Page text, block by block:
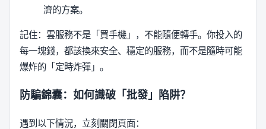
濟的方案。
記住：雲服務不是「買手機」，不能隨便轉手。你投入的
每一塊錢，都該換來安全、穩定的服務，而不是隨時可能
爆炸的「定時炸彈」。
防騙錦囊：如何識破「批發」陷阱？
遇到以下情況，立刻關閉頁面：